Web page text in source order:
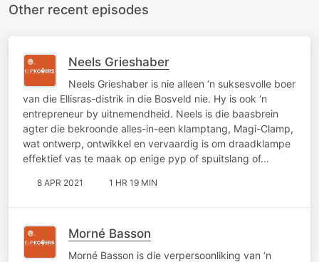
Other recent episodes
Neels Grieshaber
Neels Grieshaber is nie alleen ‘n suksesvolle boer
van die Ellisras-distrik in die Bosveld nie. Hy is ook ‘n
entrepreneur by uitnemendheid. Neels is die baasbrein
agter die bekroonde alles-in-een klamptang, Magi-Clamp,
wat ontwerp, ontwikkel en vervaardig is om draadklampe
effektief vas te maak op enige pyp of spuitslang of…
8 APR 2021 1 HR 19 MIN
Morné Basson
Morné Basson is die verpersoonliking van ‘n